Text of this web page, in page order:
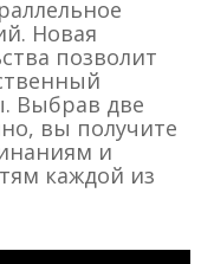
Новая
позволит
Выбрав две
вы получите
и
каждой из